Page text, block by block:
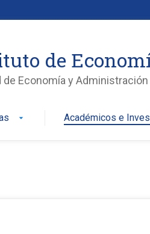
de
de Economía y Administración
arrow_drop_down Académicos e